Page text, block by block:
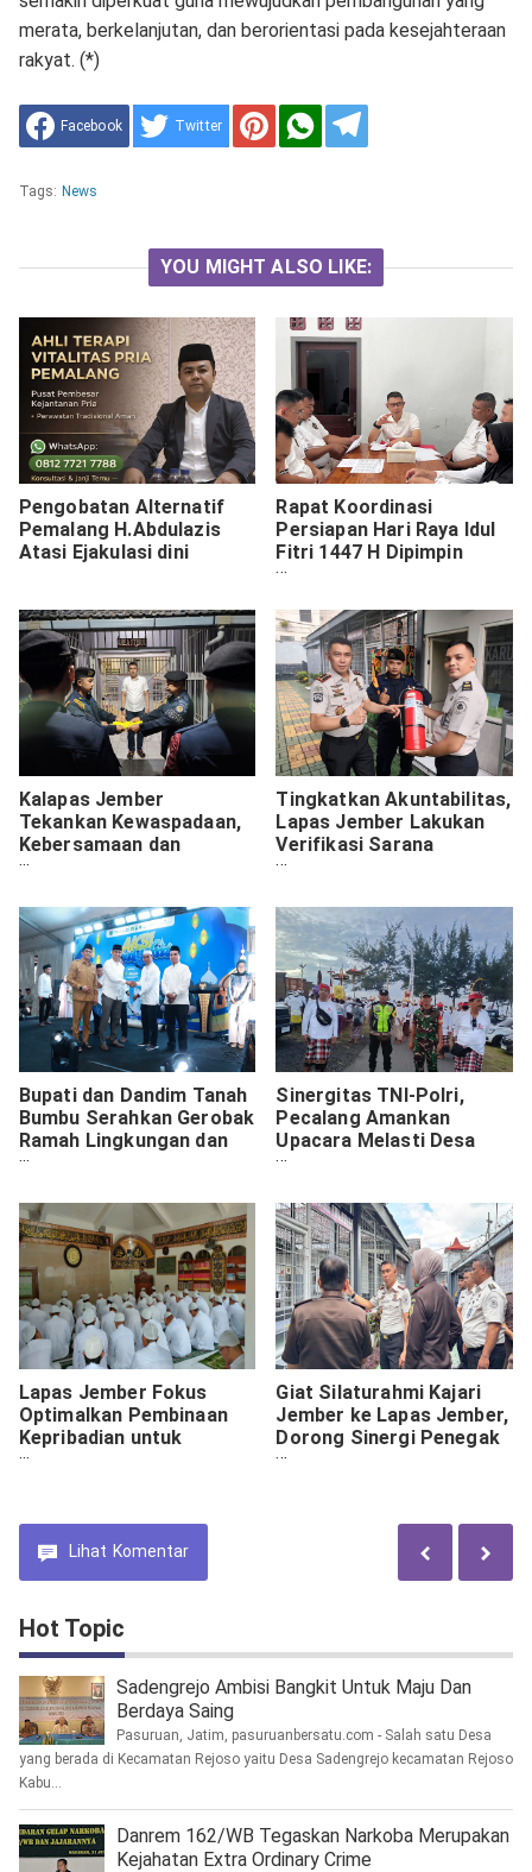
merata, berkelanjutan, dan berorientasi pada kesejahteraan
rakyat. (*)
Facebook Twitter
Tags: News
YOU MIGHT ALSO LIKE:
Pengobatan Alternatif
Pemalang H.Abdulazis
Atasi Ejakulasi dini
Rapat Koordinasi
Persiapan Hari Raya Idul
Fitri 1447 H Dipimpin
Kalapas Jember
Kalapas Jember
Tekankan Kewaspadaan,
Kebersamaan dan
Kepedulian sebagai
Tingkatkan Akuntabilitas,
Lapas Jember Lakukan
Verifikasi Sarana
Keamanan
Bupati dan Dandim Tanah
Bumbu Serahkan Gerobak
Ramah Lingkungan dan
Mobil Kebersihan
Sinergitas TNI-Polri,
Pecalang Amankan
Upacara Melasti Desa
Adat Tegal Tugu Pantai
Lapas Jember Fokus
Optimalkan Pembinaan
Kepribadian untuk
Hasilkan Warga Binaan
Giat Silaturahmi Kajari
Jember ke Lapas Jember,
Dorong Sinergi Penegak
Hukum
Lihat Komentar
Hot Topic
Sadengrejo Ambisi Bangkit Untuk Maju Dan
Berdaya Saing
Pasuruan, Jatim, pasuruanbersatu.com - Salah satu Desa
yang berada di Kecamatan Rejoso yaitu Desa Sadengrejo kecamatan Rejoso
Kabu...
Danrem 162/WB Tegaskan Narkoba Merupakan
Kejahatan Extra Ordinary Crime